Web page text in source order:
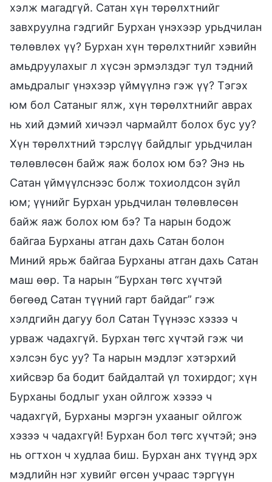
хэлж магадгүй. Сатан хүн төрөлхтнийг
завхруулна гэдгийг Бурхан үнэхээр урьдчилан
төлөвлөх үү? Бурхан хүн төрөлхтнийг хэвийн
амьдруулахыг л хүсэн эрмэлздэг тул тэдний
амьдралыг үнэхээр үймүүлнэ гэж үү? Тэгэх
юм бол Сатаныг ялж, хүн төрөлхтнийг аврах
нь хий дэмий хичээл чармайлт болох бус уу?
Хүн төрөлхтний тэрслүү байдлыг урьдчилан
төлөвлөсөн байж яаж болох юм бэ? Энэ нь
Сатан үймүүлснээс болж тохиолдсон зүйл
юм; үүнийг Бурхан урьдчилан төлөвлөсөн
байж яаж болох юм бэ? Та нарын бодож
байгаа Бурханы атган дахь Сатан болон
Миний ярьж байгаа Бурханы атган дахь Сатан
маш өөр. Та нарын “Бурхан төгс хүчтэй
бөгөөд Сатан түүний гарт байдаг” гэж
хэлдгийн дагуу бол Сатан Түүнээс хэзээ ч
урваж чадахгүй. Бурхан төгс хүчтэй гэж чи
хэлсэн бус уу? Та нарын мэдлэг хэтэрхий
хийсвэр ба бодит байдалтай үл тохирдог; хүн
Бурханы бодлыг ухан ойлгож хэзээ ч
чадахгүй, Бурханы мэргэн ухааныг ойлгож
хэзээ ч чадахгүй! Бурхан бол төгс хүчтэй; энэ
нь огтхон ч худлаа биш. Бурхан анх түүнд эрх
мэдлийн нэг хувийг өгсөн учраас тэргүүн